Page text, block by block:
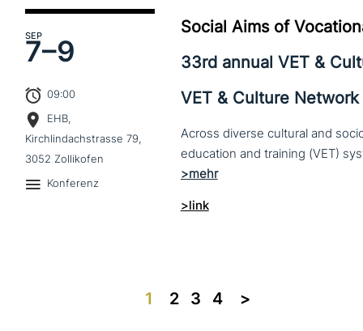
SEP
7–9
09:00
EHB,
Kirchlindachstrasse 79,
3052 Zollikofen
Konferenz
Social Aims of
33rd annual VET &
VET & Culture Network
Across diverse cultural and
>link
1 2 3 4 >>